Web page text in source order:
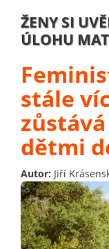
ŽENY SI
ÚLOHU
stále
dětmi
Autor: Jiří